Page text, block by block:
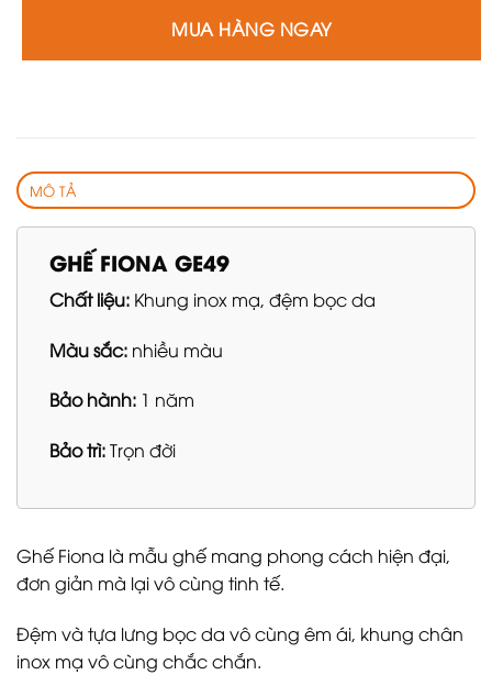
MUA HÀNG NGAY
MÔ TẢ
GHẾ FIONA GE49
Chất liệu: Khung inox mạ, đệm bọc da
Màu sắc: nhiều màu
Bảo hành: 1 năm
Bảo trì:Trọn đời
Ghế Fiona là mẫu ghế mang phong cách hiện đại,
đơn giản mà lại vô cùng tinh tế.
Đệm và tựa lưng bọc da vô cùng êm ái, khung chân
inox mạ vô cùng chắc chắn.